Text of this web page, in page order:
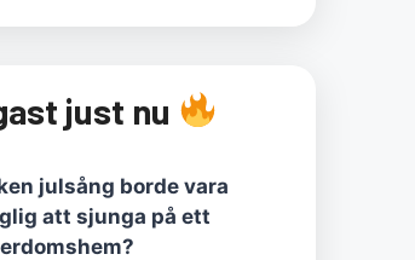
just nu
julsång borde vara
att sjunga på ett